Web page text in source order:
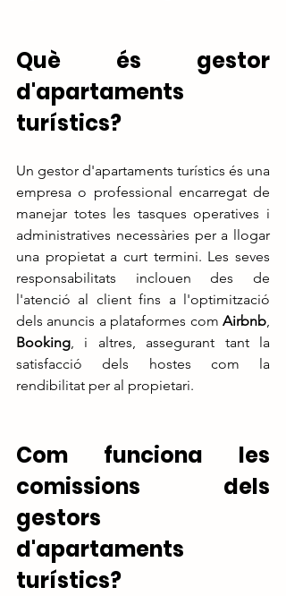
Què és gestor
d'apartaments
turístics?
Un gestor d'apartaments turístics és una
empresa o professional encarregat de
manejar totes les tasques operatives i
administratives necessàries per a llogar
una propietat a curt termini. Les seves
responsabilitats inclouen des de
l'atenció al client fins a l'optimització
dels anuncis a plataformes com Airbnb
Booking, i altres, assegurant tant la
satisfacció dels hostes com la
rendibilitat per al propietari.
Com funciona les
comissions dels
gestors
d'apartaments
turístics?